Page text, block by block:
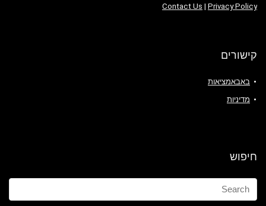
Contact Us | Privacy Policy
קישורים
באבאמציאות
מדיניות
חיפוש